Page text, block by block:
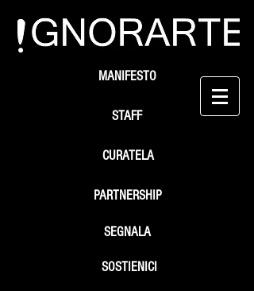
STAFF
SEGNALA
SOSTIENICI
MANIFESTO
PARTNERSHIP
CURATELA